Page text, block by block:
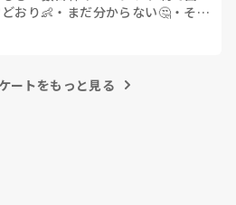
おり👶 ・ まだ分からない🤔・ その
ートをもっと見る